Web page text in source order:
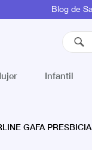
Blog de
Infantil
GAFA